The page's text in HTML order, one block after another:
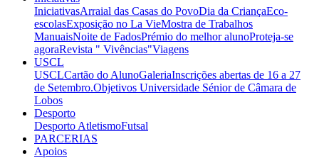
IniciativasArraial das Casas do PovoDia da CriançaEco-
escolasExposição no La VieMostra de Trabalhos
ManuaisNoite de FadosPrémio do melhor alunoProteja-se
agoraRevista " Vivências"Viagens
USCL
USCLCartão do AlunoGaleriaInscrições abertas de 16 a 27
de Setembro.Objetivos Universidade Sénior de Câmara de
Lobos
Desporto
Desporto AtletismoFutsal
PARCERIAS
Apoios